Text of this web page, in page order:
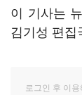
이 기사는
김기성 편집